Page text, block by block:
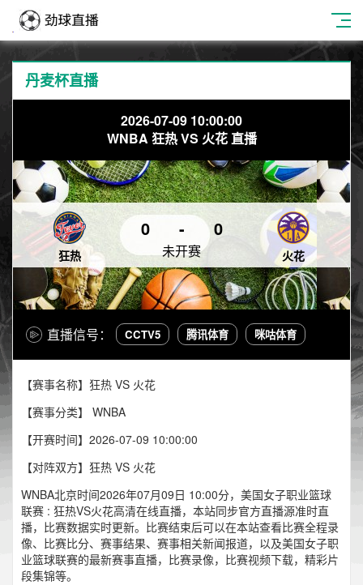
丹麦杯直播
2026-07-09 10:00:00
WNBA 狂热 VS 火花 直播
狂热
0 - 0
火花
未开赛
直播信号： CCTV5 腾讯体育 咪咕体育
【赛事名称】狂热 VS 火花
【赛事分类】 WNBA
【开赛时间】2026-07-09 10:00:00
【对阵双方】狂热 VS 火花
WNBA北京时间2026年07月09日 10:00分，美国女子职业篮球
联赛 : 狂热VS火花高清在线直播，本站同步官方直播源准时直
播，比赛数据实时更新。比赛结束后可以在本站查看比赛全程录
像、比赛比分、赛事结果、赛事相关新闻报道，以及美国女子职
业篮球联赛的最新赛事直播，比赛录像，比赛视频下载，精彩片
段集锦等。